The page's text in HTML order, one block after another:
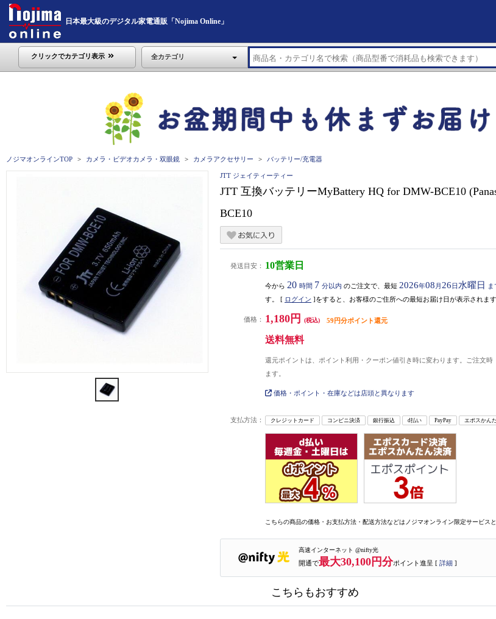
日本最大級のデジタル家電通販「Nojima Online」
クリックでカテゴリ表示 全カテゴリ
ノジマオンラインTOP カメラ・ビデオカメラ・双眼鏡 カメラアクセサリー バッテリー/充電器
JTT ジェイティーティー
JTT 互換バッテリーMyBattery HQ for DMW-BCE10
BCE10
発送目安： 10営業日
今から 20 時間 7 分以内 のご注文で、最短 2026年08 月 26日 水曜日 ま
す。 [ ログイン ]をすると、お客様のご住所への最短お届け日が表示されます
価格： 1,180円 (税込) 59円分ポイント還元
送料無料
還元ポイントは、ポイント利用・クーポン値引き時に変わります。ご注文
ます。
価格・ポイント・在庫などは店頭と異なります
支払方法： クレジットカード コンビニ決済 銀行振込 d払い PayPay エポスかん
こちらの商品の価格・お支払方法・配送方法などはノジマオンライン限定サービスと
高速インターネット @nifty光
開通で最大30,100円分ポイント進呈 [ 詳細 ]
こちらもおすすめ